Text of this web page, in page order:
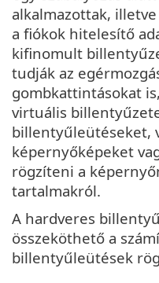
alkalmazottak,
a fiókok hitelesítő
kifinomult
tudják az
gombkattintásokat
virtuális
billentyűleütéseket,
képernyőképeket
rögzíteni a
tartalmakról.
A hardveres
összeköthető a
billentyűleütések